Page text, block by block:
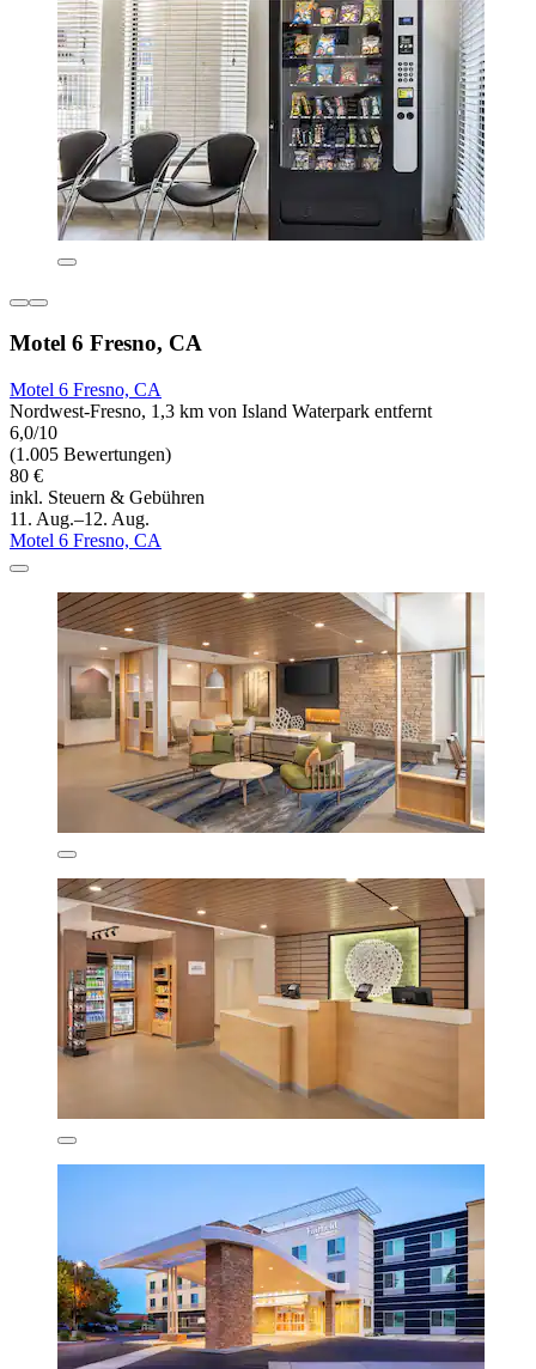
Motel 6 Fresno, CA
Motel 6 Fresno, CA
Nordwest-Fresno, 1,3 km von Island Waterpark entfernt
6,0/10
(1.005 Bewertungen)
80 €
inkl. Steuern & Gebühren
11. Aug.–12. Aug.
Motel 6 Fresno, CA